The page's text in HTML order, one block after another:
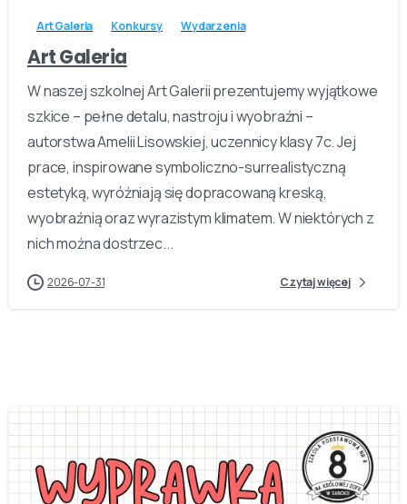
Art Galeria Konkursy Wydarzenia
Art Galeria
W naszej szkolnej Art Galerii prezentujemy wyjątkowe
szkice – pełne detalu, nastroju i wyobraźni –
autorstwa Amelii Lisowskiej, uczennicy klasy 7c. Jej
prace, inspirowane symboliczno-surrealistyczną
estetyką, wyróżniają się dopracowaną kreską,
wyobraźnią oraz wyrazistym klimatem. W niektórych z
nich można dostrzec...
2026-07-31 Czytaj więcej